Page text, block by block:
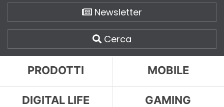
Newsletter
Cerca
PRODOTTI MOBILE
DIGITAL LIFE GAMING